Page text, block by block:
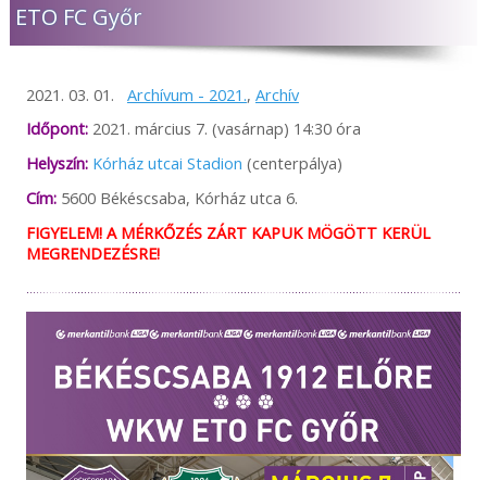
részeit bármely formában átruházni, terjeszteni,
reprodukálni vagy a saját személyes használatot
meghaladó mértékben tárolni esetleg kinyomtatni. A
felhasználása hangsúlyozottan csak a tulajdonos előzetes
írásbeli engedélyével és csakis a forrás pontos
megjelölésével történhet. Az itt fellelhető tartalmak ettől
eltérő kezelése szerzői jogi vita tárgyát képezheti.
ETO FC Győr
2021. 03. 01. Archívum - 2021., Archív
Időpont:2021. március 7. (vasárnap) 14:30 óra
Helyszín: Kórház utcai Stadion (centerpálya)
Cím:5600 Békéscsaba, Kórház utca 6.
FIGYELEM! A MÉRKŐZÉS ZÁRT KAPUK MÖGÖTT KERÜL
MEGRENDEZÉSRE!